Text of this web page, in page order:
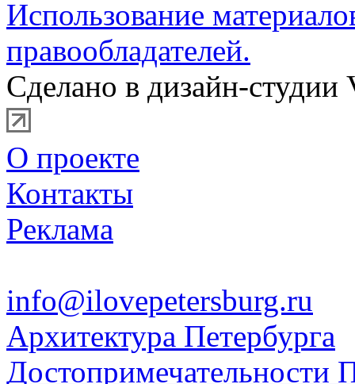
Использование
правообладателей.
Сделано в дизайн-студии
О проекте
Контакты
Реклама
info@ilovepetersburg.ru
Архитектура Петербурга
Достопримечательности